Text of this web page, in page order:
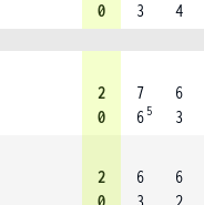
0
3
4
2
0
7
6 5
6
3
2
0
6
3
6
2